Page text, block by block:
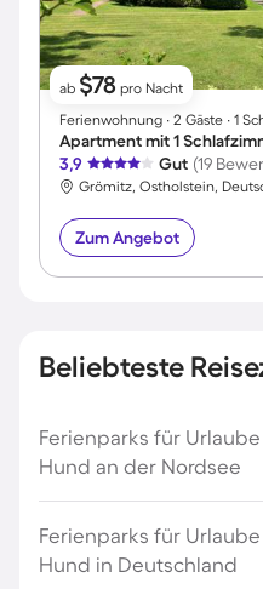
ab $78 pro Nacht
Ferienwohnung ∙ 2 Gäste ∙ 1
3,9
Gut (19
Grömitz, Ostholstein,
Zum Angebot
Beliebteste
Ferienparks für
Hund an der Nordsee
Ferienparks für
Hund in Deutschland